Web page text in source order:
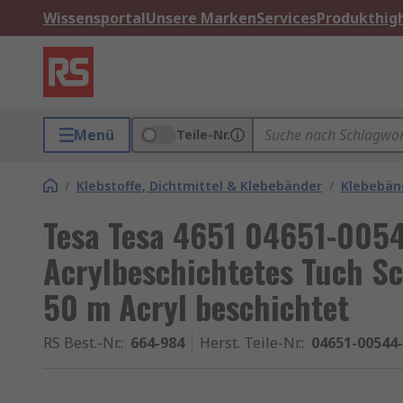
WissensportalUnsere MarkenServices
Menü Teile-Nr.
/ Klebstoffe, Dichtmittel & Klebebänder /
Tesa Tesa 4651 04651-
Acrylbeschichtetes Tuch
50 m Acryl beschichtet
RS Best.-Nr.: 664-984 Herst. Teile-Nr.: 04651-